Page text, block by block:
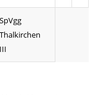
SpVgg
Thalkirchen
III